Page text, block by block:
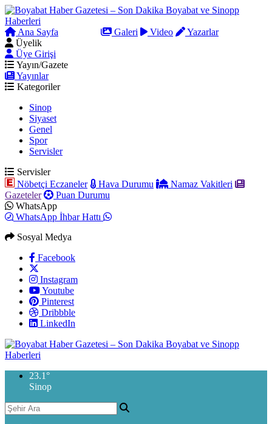
Ana Sayfa Galeri Video
Yazarlar
Üyelik
Üye Girişi
Yayın/Gazete
Yayınlar
Kategoriler
Sinop
Siyaset
Genel
Spor
Servisler
Servisler
Nöbetçi Eczaneler
Hava Durumu
Namaz Vakitleri
Gazeteler
Puan Durumu
WhatsApp
WhatsApp İhbar Hattı
Sosyal Medya
Facebook
Instagram
Youtube
Pinterest
Dribbble
LinkedIn
23.1 °
Sinop